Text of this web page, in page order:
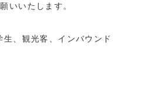
いいたします。
、観光客、インバウンド